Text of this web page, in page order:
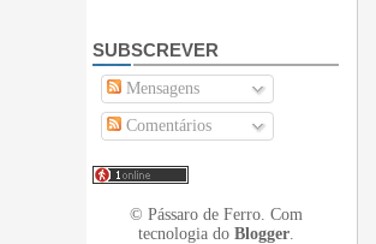
SUBSCREVER
Mensagens
Comentários
© Pássaro de Ferro. Com
tecnologia do Blogger.